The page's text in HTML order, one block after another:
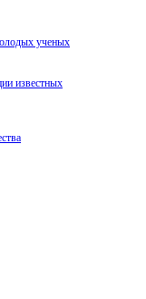
ученых
известных